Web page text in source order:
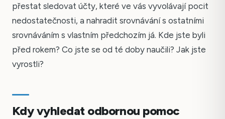
přestat sledovat účty, které ve vás vyvolávají pocit
nedostatečnosti, a nahradit srovnávání s ostatními
srovnáváním s vlastním předchozím já. Kde jste byli
před rokem? Co jste se od té doby naučili? Jak jste
vyrostli?
Kdy vyhledat odbornou pomoc